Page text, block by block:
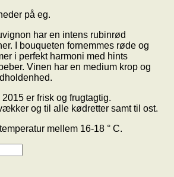
på eg.
har en intens rubinrød
I bouqueten fornemmes røde og
i perfekt harmoni med hints
Vinen har en medium krop og
er frisk og frugtagtig.
og til alle kødretter samt til ost.
mellem 16-18 ° C.